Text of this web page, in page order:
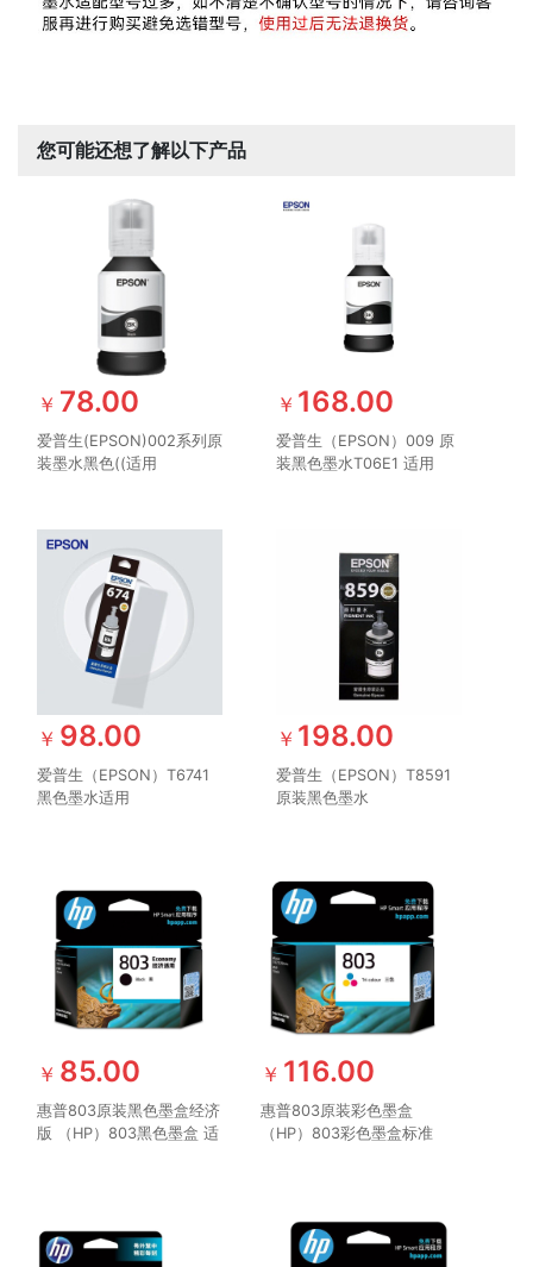
您可能还想了解以下产品
￥ 78.00
爱普生(EPSON)002系列原
装墨水黑色((适用
￥ 168.00
爱普生（EPSON）009 原
装黑色墨水T06E1 适用
￥ 98.00
爱普生（EPSON）T6741
黑色墨水适用
￥ 198.00
爱普生（EPSON）T8591
原装黑色墨水
￥ 85.00
惠普803原装黑色墨盒经济
版 （HP）803黑色墨盒 适
￥ 116.00
惠普803原装彩色墨盒
（HP）803彩色墨盒标准